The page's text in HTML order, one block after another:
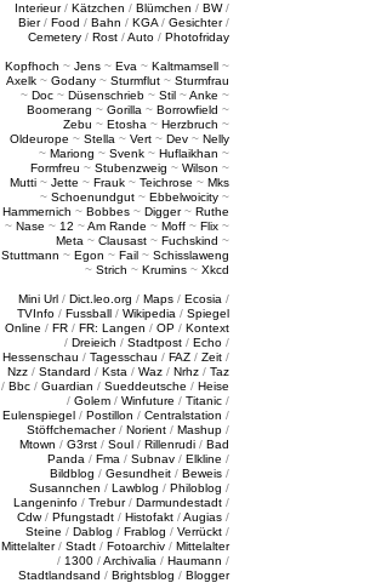
Interieur/ Kätzchen / Blümchen / BW/
Bier/ Food / Bahn / KGA / Gesichter/
Cemetery / Rost /Auto / Photofriday
Kopfhoch ~ Jens ~ Eva ~ Kaltmamsell ~
Axelk ~ Godany ~ Sturmflut ~ Sturmfrau
~ Doc ~ Düsenschrieb ~ Stil ~Anke ~
Boomerang ~ Gorilla ~ Borrowfield ~
Zebu ~ Etosha ~ Herzbruch ~
Oldeurope ~ Stella ~ Vert ~ Dev ~ Nelly
~ Mariong ~ Svenk ~ Huflaikhan ~
Formfreu ~ Stubenzweig ~ Wilson ~
Mutti ~ Jette ~ Frauk ~ Teichrose ~ Mks
~ Schoenundgut ~ Ebbelwoicity ~
Hammernich ~ Bobbes ~ Digger~ Ruthe
~ Nase ~ 12 ~Am Rande ~ Moff ~ Flix ~
Meta ~ Clausast ~ Fuchskind ~
Stuttmann ~ Egon ~ Fail ~ Schisslaweng
~ Strich ~ Krumins ~ Xkcd
Mini Url / Dict.leo.org / Maps / Ecosia /
TVInfo / Fussball / Wikipedia / Spiegel
Online / FR / FR: Langen / OP / Kontext
/ Dreieich / Stadtpost / Echo /
Hessenschau / Tagesschau / FAZ / Zeit /
Nzz / Standard / Ksta / Waz / Nrhz / Taz
/ Bbc / Guardian / Sueddeutsche / Heise
/ Golem / Winfuture / Titanic /
Eulenspiegel / Postillon / Centralstation /
Stöffchemacher/ Norient / Mashup /
Mtown / G3rst / Soul / Rillenrudi / Bad
Panda / Fma / Subnav / Elkline /
Bildblog / Gesundheit / Beweis /
Susannchen / Lawblog / Philoblog /
Langeninfo / Trebur/ Darmundestadt /
Cdw/ Pfungstadt / Histofakt /Augias /
Steine / Dablog / Frablog / Verrückt /
Mittelalter/ Stadt / Fotoarchiv / Mittelalter
/ 1300 /Archivalia / Haumann /
Stadtlandsand / Brightsblog / Blogger